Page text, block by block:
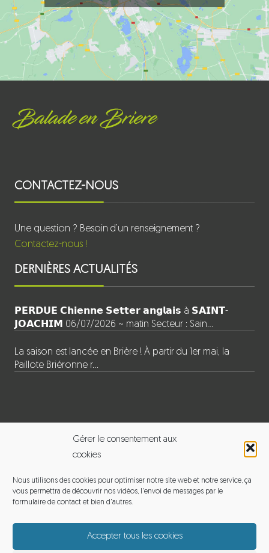
Gérer le consentement aux
cookies
Nous utilisons des cookies pour optimiser notre site web et notre service, ça
vous permettra de découvrir nos vidéos, l'envoi de messages par le
formulaire de contact et bien d'autres.
Accepter tous les cookies
Balade en Briere
CONTACTEZ-NOUS
Une question ? Besoin d’un renseignement ?
Contactez-nous !
DERNIÈRES ACTUALITÉS
𝗣𝗘𝗥𝗗𝗨𝗘 𝗖𝗵𝗶𝗲𝗻𝗻𝗲 𝗦𝗲𝘁𝘁𝗲𝗿 𝗮𝗻𝗴𝗹𝗮𝗶𝘀 à 𝗦𝗔𝗜𝗡𝗧-
𝗝𝗢𝗔𝗖𝗛𝗜𝗠 06/07/2026 ~ matin Secteur : Sain…
La saison est lancée en Brière ! À partir du 1er mai, la
Paillote Briéronne r…
Adresse : 120 le pouet, 44720 Saint-Joachim
Email :michelmoyon2@gmail.com
Téléphone : 06 60 12 65 01